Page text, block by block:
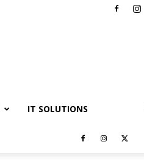
IT SOLUTIONS